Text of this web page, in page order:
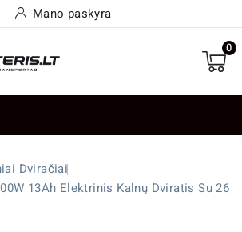
Mano paskyra
0
Dviračiai
13Ah Elektrinis Kalnų Dviratis Su 26